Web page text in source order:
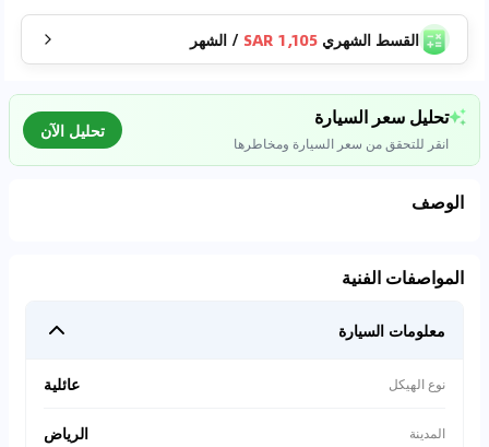
القسط الشهري 1,105 SAR
/ الشهر
تحليل سعر السيارة
انقر للتحقق من سعر السيارة ومخاطرها
تحليل الآن
الوصف
المواصفات الفنية
معلومات السيارة
نوع الهيكل عائلية
المدينة الرياض